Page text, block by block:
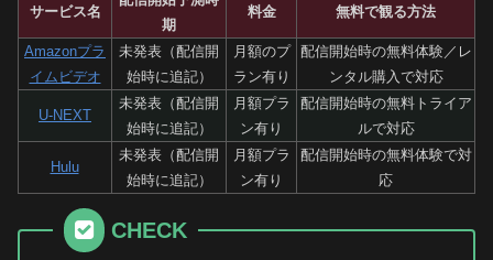
サービス名
期
料金 無料で観る方法
Amazonプラ
イムビデオ
未発表（配信開
始時に追記）
月額のプ
ラン有り
配信開始時の無料体験／レ
ンタル購入で対応
U-NEXT
未発表（配信開
始時に追記）
月額プラ
ン有り
配信開始時の無料トライア
ルで対応
Hulu
未発表（配信開
始時に追記）
月額プラ
ン有り
配信開始時の無料体験で対
応
CHECK